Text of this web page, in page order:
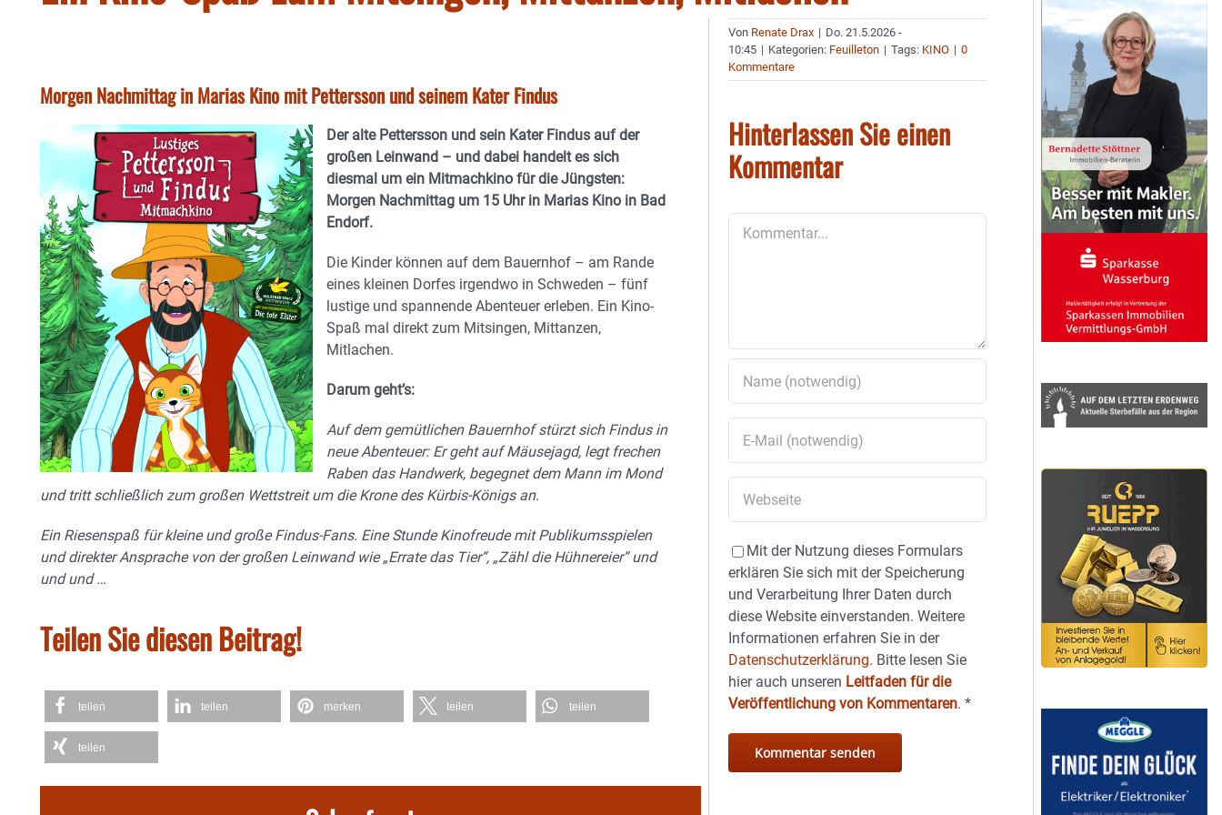
Morgen Nachmittag in Marias Kino mit Pettersson und seinem Kater Findus
Der alte Pettersson und sein Kater Findus auf der
großen Leinwand – und dabei handelt es sich
diesmal um ein Mitmachkino für die Jüngsten:
Morgen Nachmittag um 15 Uhr in Marias Kino in Bad
Endorf.
Die Kinder können auf dem Bauernhof – am Rande
eines kleinen Dorfes irgendwo in Schweden – fünf
lustige und spannende Abenteuer erleben. Ein Kino-
Spaß mal direkt zum Mitsingen, Mittanzen,
Mitlachen.
Darum geht’s:
Auf dem gemütlichen Bauernhof stürzt sich Findus in
neue Abenteuer: Er geht auf Mäusejagd, legt frechen
Raben das Handwerk, begegnet dem Mann im Mond
und tritt schließlich zum großen Wettstreit um die Krone des Kürbis-Königs an.
Ein Riesenspaß für kleine und große Findus-Fans. Eine Stunde Kinofreude mit Publikumsspielen
und direkter Ansprache von der großen Leinwand wie „Errate das Tier“, „Zähl die Hühnereier“ und
und und …
Teilen Sie diesen Beitrag!
teilen teilen merken teilen teilen
teilen
Von Renate Drax | Do. 21.5.2026 -
10:45 | Kategorien: Feuilleton | Tags: KINO | 0
Kommentare
Hinterlassen Sie einen
Kommentar
Mit der Nutzung dieses Formulars
erklären Sie sich mit der Speicherung
und Verarbeitung Ihrer Daten durch
diese Website einverstanden. Weitere
Informationen erfahren Sie in der
Datenschutzerklärung. Bitte lesen Sie
hier auch unseren Leitfaden für die
Veröffentlichung von Kommentaren.*